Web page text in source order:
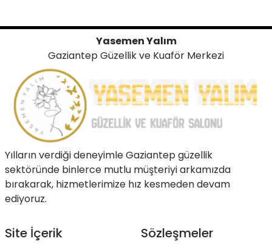
Yasemen Yalım
Gaziantep Güzellik ve Kuaför Merkezi
Yılların verdiği deneyimle Gaziantep güzellik
sektöründe binlerce mutlu müşteriyi arkamızda
bırakarak, hizmetlerimize hız kesmeden devam
ediyoruz.
Site İçerik Sözleşmeler